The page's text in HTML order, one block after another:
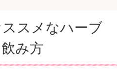
スメなハーブ
み方